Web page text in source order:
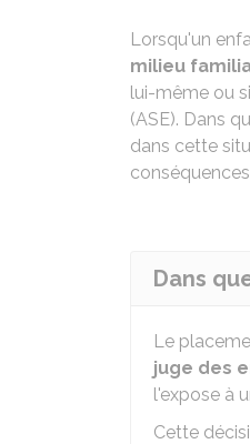
Lorsqu'un
milieu
lui-même ou
(ASE). Dans
dans cette
Dans
Le
juge des
l'expose à
Cette